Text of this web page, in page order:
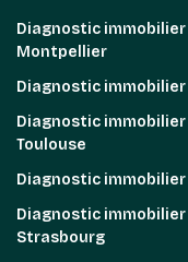
Diagnostic immobilier
Montpellier
Diagnostic immobilier
Diagnostic immobilier
Toulouse
Diagnostic immobilier
Diagnostic immobilier
Strasbourg